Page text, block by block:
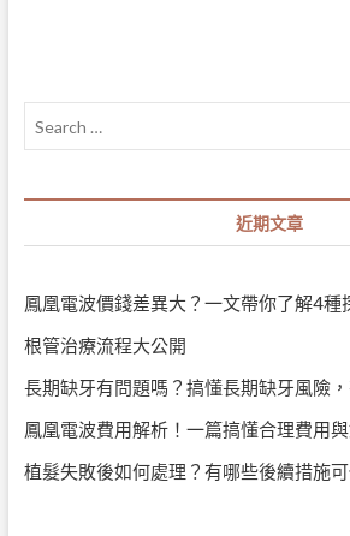
除
禾
健
活
會
岩
盤
浴/
指
油
近期文章
鳳凰電波價錢差異大？一文帶你了解4種
根管治療流程大公開
長期缺牙有問題嗎？搞懂長期缺牙風險
鳳凰電波費用解析！一篇搞懂合理費用
植髮失敗後如何處理？有哪些後續措施可